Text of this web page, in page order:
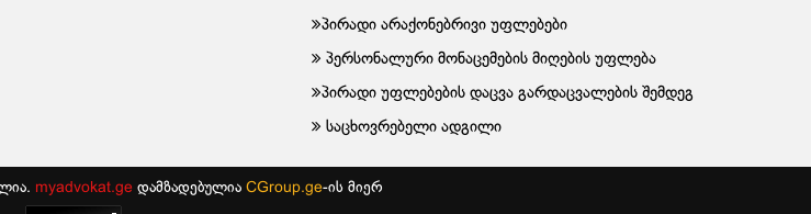
პირადი არაქონებრივი უფლებები
პერსონალური მონაცემების მიღების უფლება
პირადი უფლებების დაცვა გარდაცვალების შემდეგ
საცხოვრებელი ადგილი
myadvokat.geდამზადებულია CGroup.ge-ის მიერ